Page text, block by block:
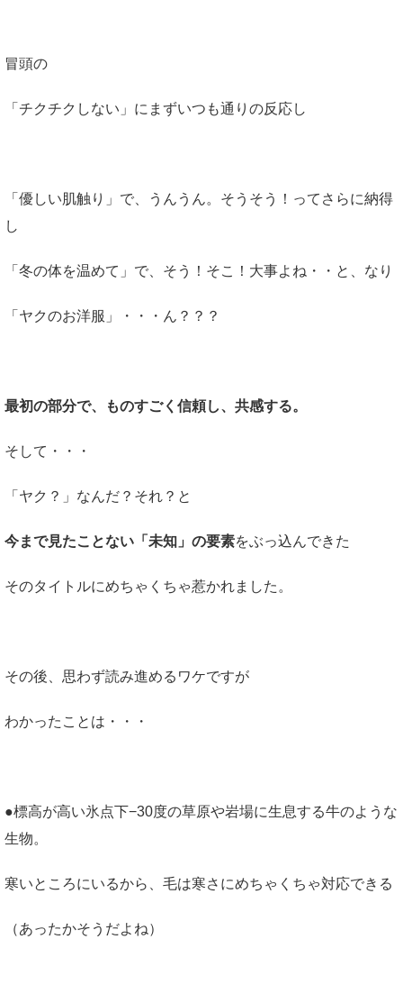
冒頭の
「チクチクしない」にまずいつも通りの反応し
「優しい肌触り」で、うんうん。そうそう！ってさらに納得
し
「冬の体を温めて」で、そう！そこ！大事よね・・と、なり
「ヤクのお洋服」・・・ん？？？
最初の部分で、ものすごく信頼し、共感する。
そして・・・
「ヤク？」なんだ？それ？と
今まで見たことない「未知」の要素をぶっ込んできた
そのタイトルにめちゃくちゃ惹かれました。
その後、思わず読み進めるワケですが
わかったことは・・・
●標高が高い氷点下−30度の草原や岩場に生息する牛のような
生物。
寒いところにいるから、毛は寒さにめちゃくちゃ対応できる
（あったかそうだよね）